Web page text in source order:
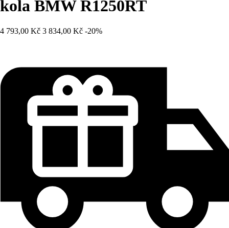
kola BMW R1250RT
4 793,00 Kč 3 834,00 Kč -20%